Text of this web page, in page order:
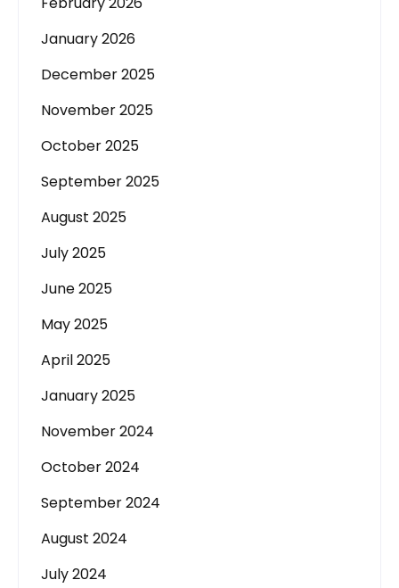
January 2026
December 2025
November 2025
October 2025
September 2025
August 2025
July 2025
June 2025
May 2025
April 2025
January 2025
November 2024
October 2024
September 2024
August 2024
July 2024